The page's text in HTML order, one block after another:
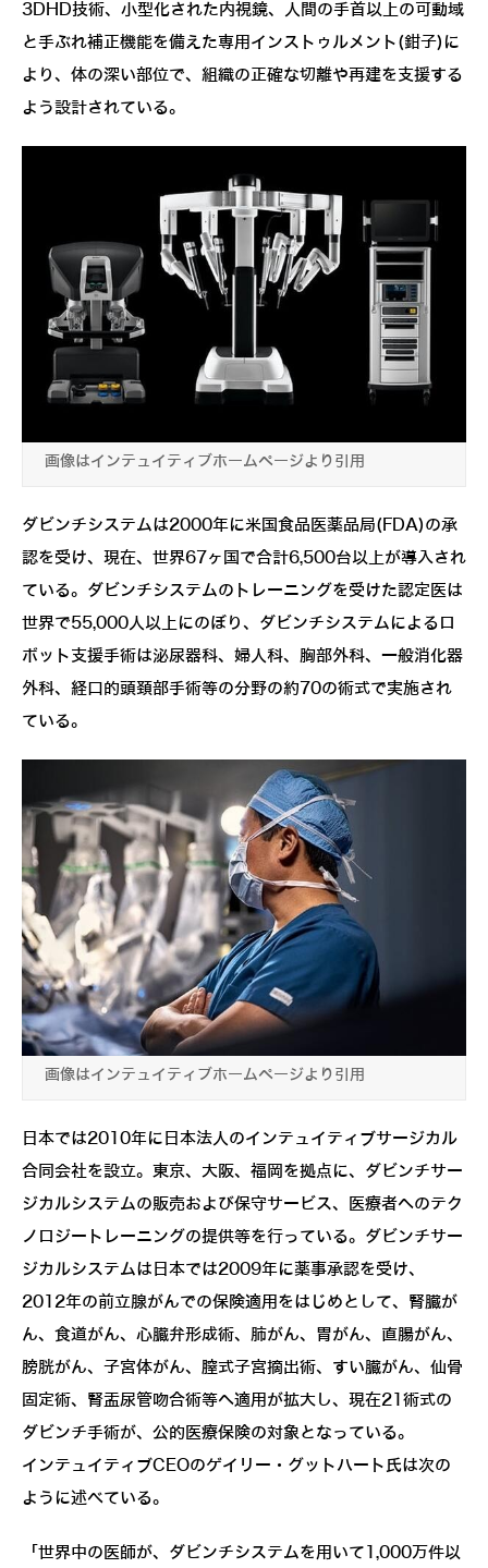
3DHD技術、小型化された内視鏡、人間の手首以上の可動域
と手ぶれ補正機能を備えた専用インストゥルメント(鉗子)に
より、体の深い部位で、組織の正確な切離や再建を支援する
よう設計されている。
画像はインテュイティブホームページより引用
ダビンチシステムは2000年に米国食品医薬品局(FDA)の承
認を受け、現在、世界67ヶ国で合計6,500台以上が導入され
ている。ダビンチシステムのトレーニングを受けた認定医は
世界で55,000人以上にのぼり、ダビンチシステムによるロ
ボット支援手術は泌尿器科、婦人科、胸部外科、一般消化器
外科、経口的頭頚部手術等の分野の約70の術式で実施され
ている。
画像はインテュイティブホームページより引用
日本では2010年に日本法人のインテュイティブサージカル
合同会社を設立。東京、大阪、福岡を拠点に、ダビンチサー
ジカルシステムの販売および保守サービス、医療者へのテク
ノロジートレーニングの提供等を行っている。ダビンチサー
ジカルシステムは日本では2009年に薬事承認を受け、
2012年の前立腺がんでの保険適用をはじめとして、腎臓が
ん、食道がん、心臓弁形成術、肺がん、胃がん、直腸がん、
膀胱がん、子宮体がん、膣式子宮摘出術、すい臓がん、仙骨
固定術、腎盂尿管吻合術等へ適用が拡大し、現在21術式の
ダビンチ手術が、公的医療保険の対象となっている。
インテュイティブCEOのゲイリー・グットハート氏は次の
ように述べている。
「世界中の医師が、ダビンチシステムを用いて1,000万件以